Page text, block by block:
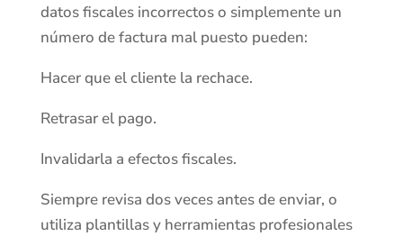
datos fiscales incorrectos o simplemente un
número de factura mal puesto pueden:
Hacer que el cliente la rechace.
Retrasar el pago.
Invalidarla a efectos fiscales.
Siempre revisa dos veces antes de enviar, o
utiliza plantillas y herramientas profesionales